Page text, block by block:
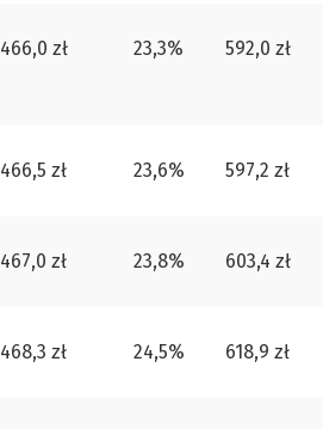
466,0 zł 23,3% 592,0 zł
466,5 zł 23,6% 597,2 zł
467,0 zł 23,8% 603,4 zł
468,3 zł 24,5% 618,9 zł